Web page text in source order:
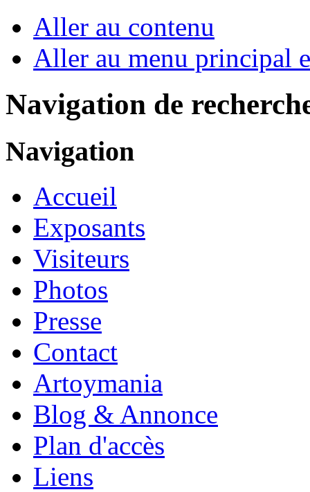
Aller au contenu
Aller au menu principal
Navigation de
Navigation
Accueil
Exposants
Visiteurs
Photos
Presse
Contact
Artoymania
Blog & Annonce
Plan d'accès
Liens